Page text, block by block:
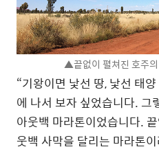
▲끝없이 펼쳐진 호주
“기왕이면 낯선 땅, 낯선 태
에 나서 보자 싶었습니다. 그
아웃백 마라톤이었습니다.
웃백 사막을 달리는 마라톤